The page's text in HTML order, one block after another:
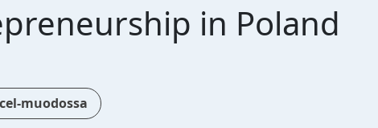
in Poland
muodossa